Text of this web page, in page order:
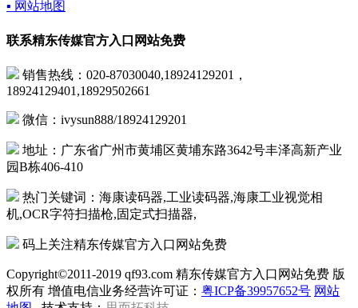
▪ 网站地图
联系精东传媒官方入口网站免费
销售热线：020-87030040,18924129201，
18924129401,18929502661
微信：ivysun888/18924129201
地址：广东省广州市黄埔区黄埔东路3642号丰泽高新产业
园B栋406-410
热门关键词：海康读码器,工业读码器,海康工业视觉相
机,OCR字符扫描枪,固定式扫描器,
码上关注精东传媒官方入口网站免费
Copyright©2011-2019 qf93.com 精东传媒官方入口网站免费 版
权所有 增值电信业务经营许可证： 粤ICP备39957652号 网站